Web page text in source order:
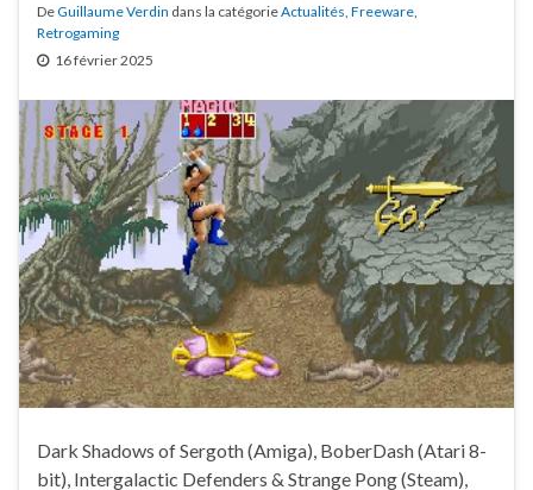
DeGuillaume Verdin dans la catégorieActualités Freeware
Retrogaming
16 février 2025
Dark Shadows of Sergoth (Amiga), BoberDash (Atari 8-
bit), Intergalactic Defenders & Strange Pong (Steam),